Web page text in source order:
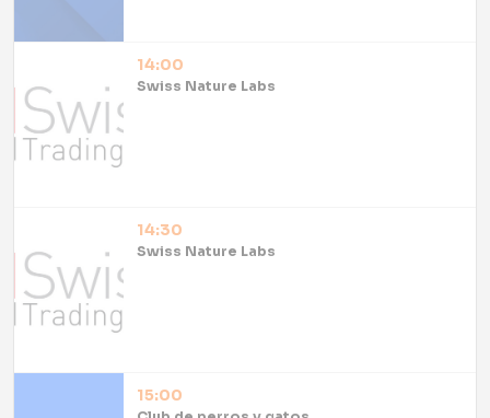
14:00
Swiss Nature Labs
14:30
Swiss Nature Labs
15:00